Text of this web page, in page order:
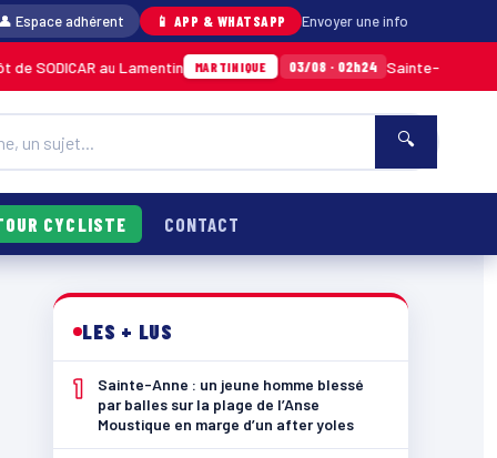
Espace adhérent 📱 APP & WHATSAPP Envoyer une info
au Lamentin MARTINIQUE 03/08 · 02h24 Sainte-Anne : un jeune
🔍
CYCLISTE CONTACT
LES + LUS
1
Sainte-Anne : un jeune homme blessé
par balles sur la plage de l’Anse
Moustique en marge d’un after yoles